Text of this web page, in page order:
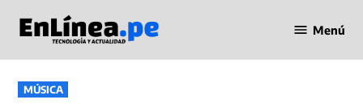
contenido
en Línea
Menú
PUBLICADO
EN
MÚSICA